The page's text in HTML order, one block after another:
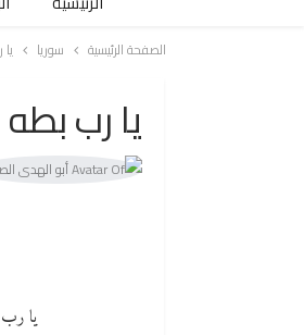
الصفحة الرئيسية سوريا
يا رب
يا